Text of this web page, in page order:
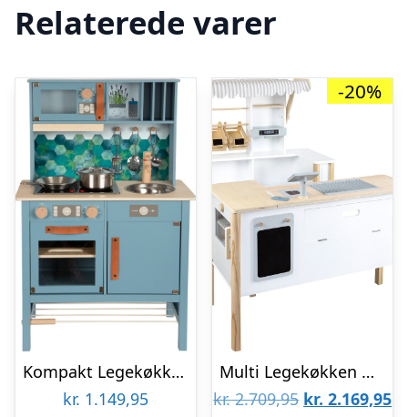
Relaterede varer
Kompakt Legekøkken Med Lyd, Lys Og Tilbehør – Small Foot
kr. 1.149,95
-20%
Multi Legekøkken Og Butik Med Tilbehør – Fresh – Small Foot
kr.2.709,95 Den
kr. 2.169,95